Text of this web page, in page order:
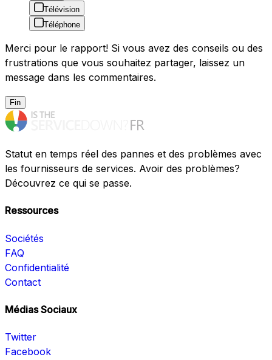
Télévision
Téléphone
Merci pour le rapport! Si vous avez des conseils ou des
frustrations que vous souhaitez partager, laissez un
message dans les commentaires.
Fin
Statut en temps réel des pannes et des problèmes avec
les fournisseurs de services. Avoir des problèmes?
Découvrez ce qui se passe.
Ressources
Sociétés
FAQ
Confidentialité
Contact
Médias Sociaux
Twitter
Facebook